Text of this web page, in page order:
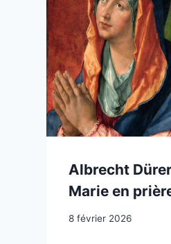
Albrecht
Marie en
8 février 2026